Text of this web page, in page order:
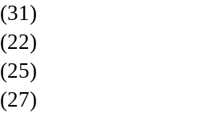
(31)
(22)
(25)
(27)